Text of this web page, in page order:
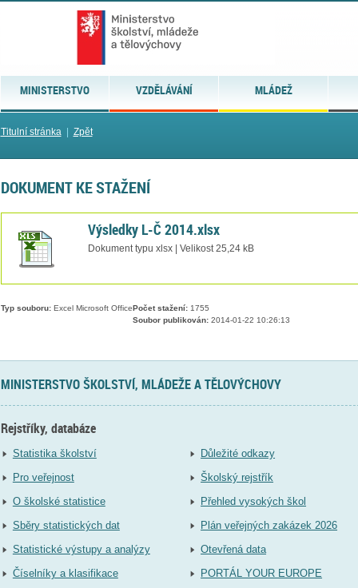
MINISTERSTVO VZDĚLÁVÁNÍ MLÁDEŽ
Titulní stránka| Zpět
DOKUMENT KE STAŽENÍ
Výsledky L-Č 2014.xlsx
Dokument typu xlsx | Velikost 25,24 kB
Typ souboru:Excel Microsoft Office Počet stažení:1755
Soubor publikován:2014-01-22 10:26:13
MINISTERSTVO ŠKOLSTVÍ, MLÁDEŽE A TĚLOVÝCHOVY
Rejstříky, databáze
Statistika školství
Pro veřejnost
O školské statistice
Sběry statistických dat
Statistické výstupy a analýzy
Číselníky a klasifikace
Důležité odkazy
Školský rejstřík
Přehled vysokých škol
Plán veřejných zakázek 2026
Otevřená data
PORTÁL YOUR EUROPE